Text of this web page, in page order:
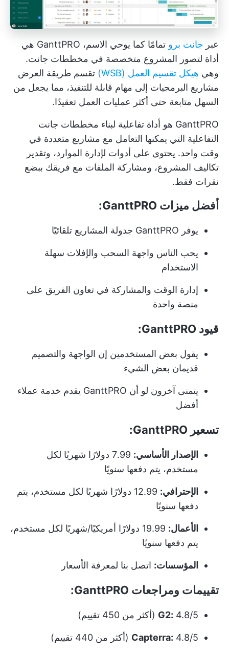
عبر جانت برو
تمامًا كما يوحي الاسم، GanttPRO هي
أداة لتصور المشروع متخصصة في مخططات جانت.
وهي هيكل تقسيم العمل (WSB)
تقسم طريقة العرض
مشاريع البرمجيات إلى مهام قابلة للتنفيذ، مما يجعل من
السهل متابعة حتى أكثر عمليات العمل تعقيدًا.
GanttPRO هو أداة تفاعلية لبناء مخططات جانت
التفاعلية التي يمكنها التعامل مع مشاريع متعددة في
وقت واحد. يحتوي على أدوات لإدارة الموارد، وتقدير
تكاليف المشروع، ومشاركة الملفات مع فريقك ببضع
نقرات فقط.
أفضل ميزات GanttPRO:
يوفر GanttPRO جدولة المشاريع تلقائيًا
يحب الناس واجهة السحب والإفلات سهلة
الاستخدام
إدارة الوقت والمشاركة في تعاون الفريق على
منصة واحدة
قيود GanttPRO:
يقول بعض المستخدمين إن الواجهة والتصميم
قديمان بعض الشيء
يتمنى آخرون لو أن GanttPRO يقدم خدمة عملاء
أفضل
تسعير GanttPRO:
الإصدار الأساسي:
7.99 دولارًا شهريًا لكل
مستخدم، يتم دفعها سنويًا
الإحترافي:
12.99 دولارًا شهريًا لكل مستخدم، يتم
دفعها سنويًا
الأعمال:
19.99 دولارًا أمريكيًا/شهريًا لكل مستخدم،
يتم دفعها سنويًا
المؤسسات: اتصل بنا لمعرفة الأسعار
تقييمات ومراجعات GanttPRO:
G2: 4.8/5 (أكثر من 450 تقييم)
Capterra: 4.8/5 (أكثر من 440 تقييم)